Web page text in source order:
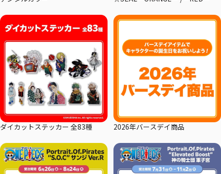
ダイカットステッカー 全83種 2026年バースデイ商品